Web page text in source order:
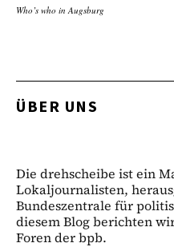
Who’s who in Augsburg
ÜBER UNS
Die drehscheibe ist ein
Lokaljournalisten,
Bundeszentrale für
diesem Blog berichten
Foren der bpb.